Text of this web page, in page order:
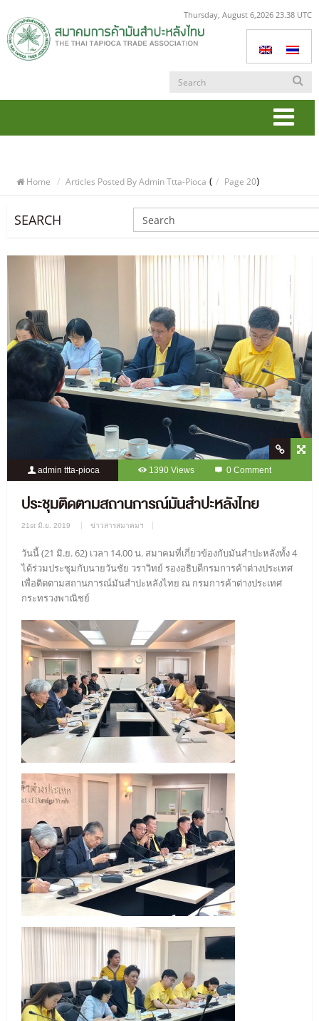
Thursday, August 6,2026 23.38 UTC
Home Articles Posted By Admin Ttta-Pioca ( Page 20)
SEARCH
admin ttta-pioca 1390 Views 0 Comment
ประชุมติดตามสถานการณ์มันสำปะหลังไทย
21st มิ.ย. 2019 ข่าวสารสมาคมฯ
วันนี้ (21 มิ.ย. 62) เวลา 14.00 น. สมาคมที่เกี่ยวข้องกับมันสำปะหลังทั้ง 4
ได้ร่วมประชุมกับนายวันชัย วราวิทย์ รองอธิบดีกรมการค้าต่างประเทศ
เพื่อติดตามสถานการณ์มันสำปะหลังไทย ณ กรมการค้าต่างประเทศ
กระทรวงพาณิชย์